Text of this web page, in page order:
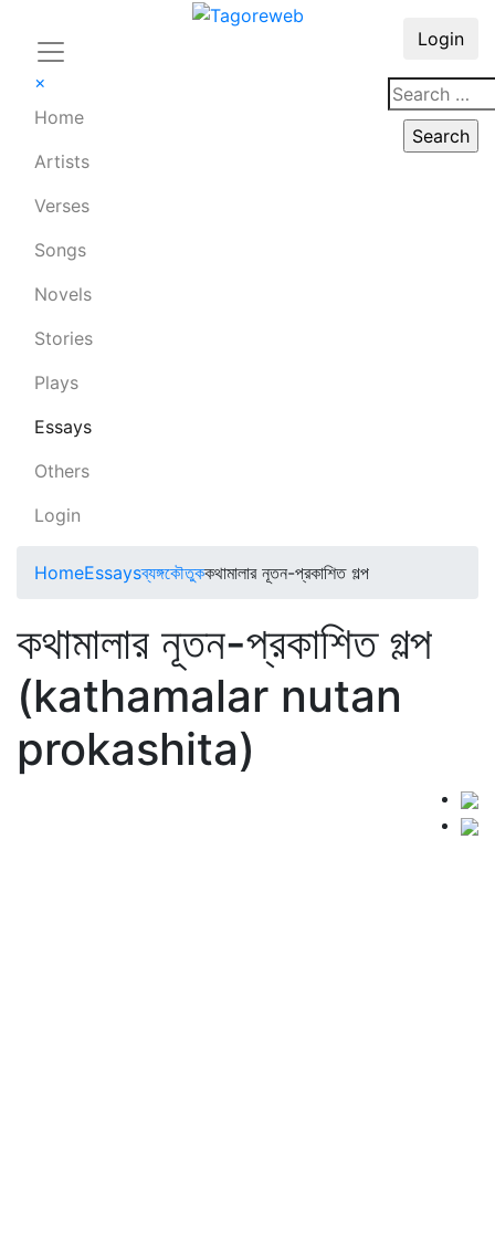
×
Home
Artists
Verses
Songs
Novels
Stories
Plays
Essays
Others
Login
Login
HomeEssaysব্যঙ্গকৌতুককথামালার নূতন-প্রকাশিত গল্প
কথামালার নূতন-প্রকাশিত গল্প
(kathamalar nutan
prokashita)